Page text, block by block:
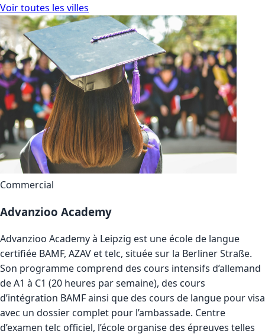
Voir toutes les villes
Commercial
Advanzioo Academy
Advanzioo Academy à Leipzig est une école de langue
certifiée BAMF, AZAV et telc, située sur la Berliner Straße.
Son programme comprend des cours intensifs d’allemand
de A1 à C1 (20 heures par semaine), des cours
d’intégration BAMF ainsi que des cours de langue pour visa
avec un dossier complet pour l’ambassade. Centre
d’examen telc officiel, l’école organise des épreuves telles